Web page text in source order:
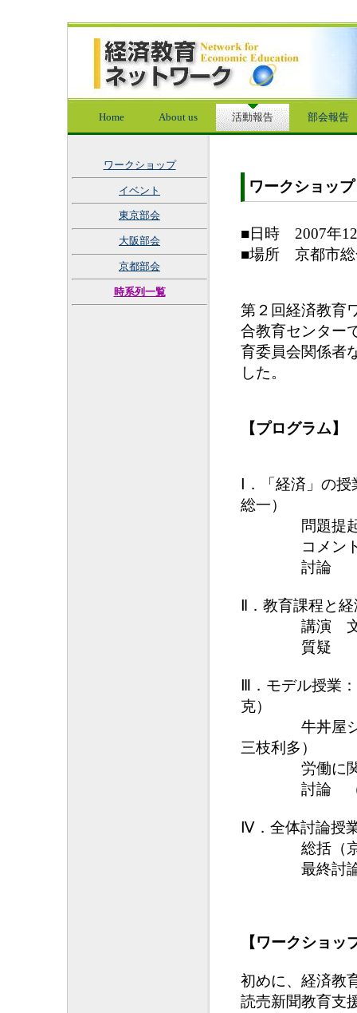
Home About us 活動報告 部会報告
ワークショッ
■日時 2007年
■場所 京都市総
第２回経済教育
合教育センター
育委員会関係者
した。
【プログラム】
Ⅰ．「経済」の
総一）
問題提起（
コメント（
討論
Ⅱ．教育課程と
講演 文部科
質疑
Ⅲ．モデル授業
克）
牛丼屋シミ
三枝利多）
労働に関す
討論 （東大
Ⅳ．全体討論授
総括（京都
最終討
【ワークショッ
初めに、経済教
読売新聞教育支
ワークショップ
イベント
東京部会
大阪部会
京都部会
時系列一覧